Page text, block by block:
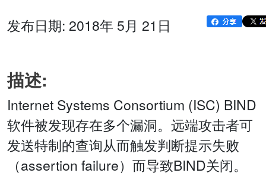
发布日期: 2018年 5月 21日
描述:
Internet Systems Consortium (ISC) BIND
软件被发现存在多个漏洞。远端攻击者可
发送特制的查询从而触发判断提示失败
（assertion failure）而导致BIND关闭。